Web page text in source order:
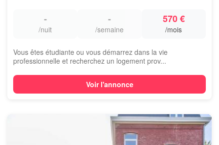
-
/nuit
-
/semaine
570 €
/mois
Vous êtes étudiante ou vous démarrez dans la vie
professionnelle et recherchez un logement prov...
Voir l'annonce